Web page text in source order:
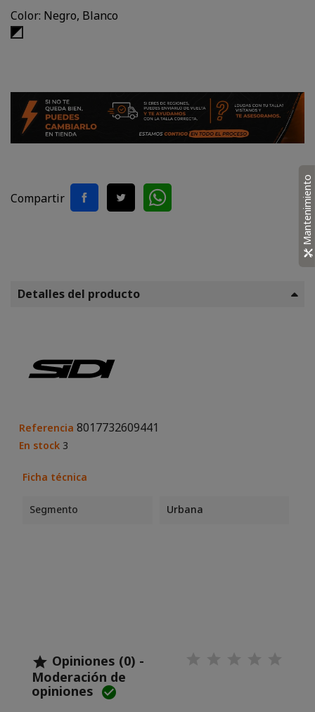
Color: Negro, Blanco
Negro,
Compartir
Detalles del producto
Referencia 8017732609441
En stock 3
Ficha técnica
Segmento Urbana
 Opiniones (0) -
Moderación de
opiniones 
Mantenimiento